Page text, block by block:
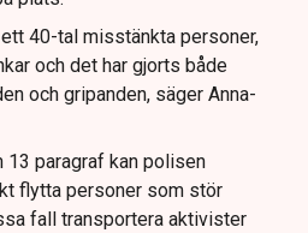
40-tal misstänkta personer,
och det har gjorts både
och gripanden, säger Anna-
paragraf kan polisen
flytta personer som stör
fall transportera aktivister